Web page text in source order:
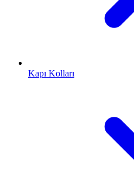
Kapı Kolları